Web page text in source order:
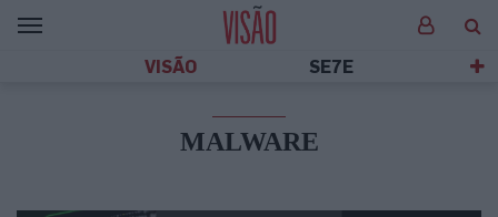
VISÃO SE7E
MALWARE